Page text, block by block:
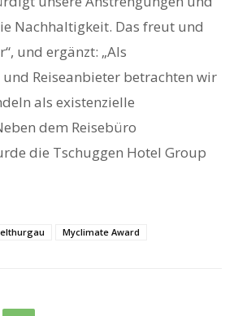
Nachhaltigkeit. Das freut und
und ergänzt: „Als
Reiseanbieter betrachten wir
als existenzielle
dem Reisebüro
die Tschuggen Hotel Group
Myclimate Award